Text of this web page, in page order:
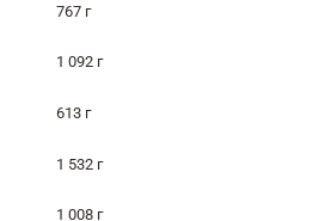
767 г
1 092 г
613 г
1 532 г
1 008 г